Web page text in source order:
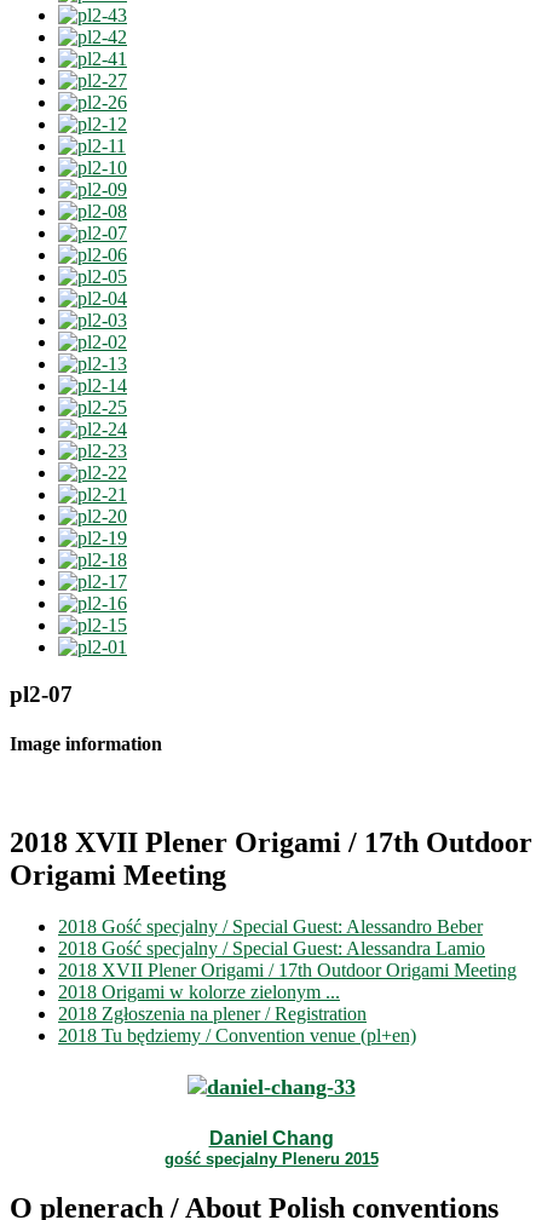
pl2-07
Image information
2018 XVII Plener Origami / 17th Outdoor
Origami Meeting
2018 Gość specjalny / Special Guest: Alessandro Beber
2018 Gość specjalny / Special Guest: Alessandra Lamio
2018 XVII Plener Origami / 17th Outdoor Origami Meeting
2018 Origami w kolorze zielonym ...
2018 Zgłoszenia na plener / Registration
2018 Tu będziemy / Convention venue (pl+en)
Daniel Chang
gość specjalny Pleneru 2015
O plenerach / About Polish conventions